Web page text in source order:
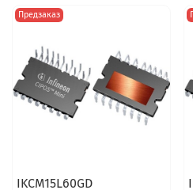
Предзаказ
IKCM15L60GD